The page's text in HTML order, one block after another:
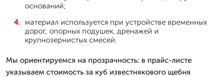
оснований;
материал используется при устройстве временных
дорог, опорных подушек, дренажей и
крупнозернистых смесей.
Мы ориентируемся на прозрачность: в прайс-листе
указываем стоимость за куб известнякового щебня